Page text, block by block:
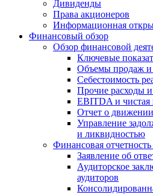
Дивиденды
Права акционеров
Информационная
Финансовый обзор
Обзор финансовой
Ключевые
Объемы продаж и
Себестоимость
Прочие расходы
EBITDA и чистая
Отчет о
Управление
и ликвидностью
Финансовая
Заявление об
Аудиторское
аудиторов